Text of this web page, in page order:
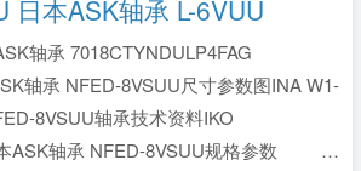
日本ASK轴承 L-6VUU
轴承 7018CTYNDULP4FAG
轴承 NFED-8VSUU尺寸参数图INA W1-
8VSUU轴承技术资料IKO
本ASK轴承 NFED-8VSUU规格参数 ...